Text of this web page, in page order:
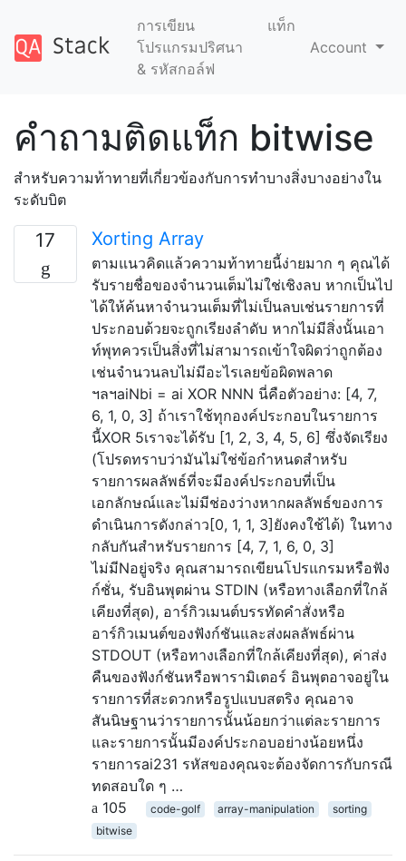
การเขียน
โปรแกรมปริศนา
& รหัสกอล์ฟ
แท็ก
Account
คำถามติดแท็ก bitwise
สำหรับความท้าทายที่เกี่ยวข้องกับการทำบางสิ่งบางอย่างใน
ระดับบิต
17 Xorting Array
ตามแนวคิดแล้วความท้าทายนี้ง่ายมาก ๆ คุณได้
รับรายชื่อของจำนวนเต็มไม่ใช่เชิงลบ หากเป็นไป
ได้ให้ค้นหาจำนวนเต็มที่ไม่เป็นลบเช่นรายการที่
ประกอบด้วยจะถูกเรียงลำดับ หากไม่มีสิ่งนั้นเอา
ท์พุทควรเป็นสิ่งที่ไม่สามารถเข้าใจผิดว่าถูกต้อง
เช่นจำนวนลบไม่มีอะไรเลยข้อผิดพลาด
ฯลฯaiNbi = ai XOR NNN นี่คือตัวอย่าง: [4, 7,
6, 1, 0, 3] ถ้าเราใช้ทุกองค์ประกอบในรายการ
นี้XOR 5เราจะได้รับ [1, 2, 3, 4, 5, 6] ซึ่งจัดเรียง
(โปรดทราบว่ามันไม่ใช่ข้อกำหนดสำหรับ
รายการผลลัพธ์ที่จะมีองค์ประกอบที่เป็น
เอกลักษณ์และไม่มีช่องว่างหากผลลัพธ์ของการ
ดำเนินการดังกล่าว[0, 1, 1, 3]ยังคงใช้ได้) ในทาง
กลับกันสำหรับรายการ [4, 7, 1, 6, 0, 3]
ไม่มีNอยู่จริง คุณสามารถเขียนโปรแกรมหรือฟัง
ก์ชั่น, รับอินพุตผ่าน STDIN (หรือทางเลือกที่ใกล้
เคียงที่สุด), อาร์กิวเมนต์บรรทัดคำสั่งหรือ
อาร์กิวเมนต์ของฟังก์ชันและส่งผลลัพธ์ผ่าน
STDOUT (หรือทางเลือกที่ใกล้เคียงที่สุด), ค่าส่ง
คืนของฟังก์ชันหรือพารามิเตอร์ อินพุตอาจอยู่ใน
รายการที่สะดวกหรือรูปแบบสตริง คุณอาจ
สันนิษฐานว่ารายการนั้นน้อยกว่าแต่ละรายการ
และรายการนั้นมีองค์ประกอบอย่างน้อยหนึ่ง
รายการai231 รหัสของคุณจะต้องจัดการกับกรณี
ทดสอบใด ๆ …
105
code-golf array-manipulation
sorting
bitwise